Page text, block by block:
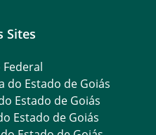
Sites
do Estado de Goiás
Estado de Goiás
Estado de Goiás